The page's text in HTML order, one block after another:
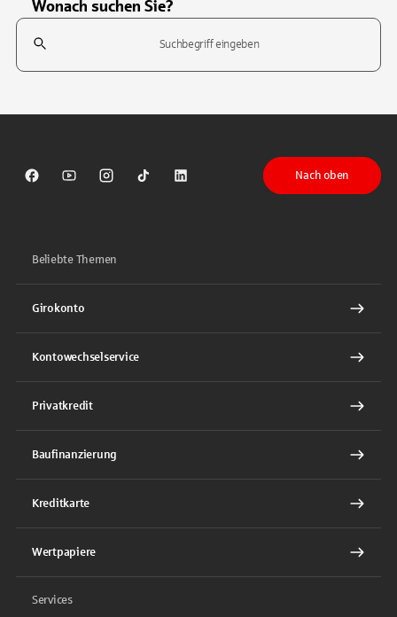
Wonach suchen Sie?
Suchfeld
Sparkasse auf Facebook
Sparkasse auf Youtube
Sparkasse auf Instagram
Sparkasse auf TikTok
Sparkasse auf LinkedIn
Nach oben
Beliebte Themen
Girokonto
Kontowechselservice
Privatkredit
Baufinanzierung
Kreditkarte
Wertpapiere
Services